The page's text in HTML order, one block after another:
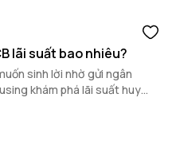
lãi suất bao nhiêu?
sinh lời nhờ gửi ngân
khám phá lãi suất huy
lãi bạn nhận được khi gửi
nhé.